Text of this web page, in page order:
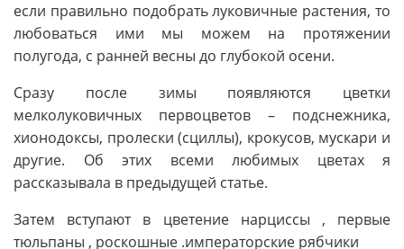
если правильно подобрать луковичные растения, то
любоваться ими мы можем на протяжении
полугода, с ранней весны до глубокой осени.
Сразу после зимы появляются цветки
мелколуковичных первоцветов – подснежника,
хионодоксы, пролески (сциллы), крокусов, мускари и
другие. Об этих всеми любимых цветах я
рассказывала в предыдущей статье.
Затем вступают в цветение нарциссы , первые
тюльпаны , роскошные .императорские рябчики